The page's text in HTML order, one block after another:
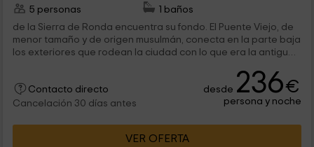
5 personas
1 baños
de la Sierra de Ronda encuentra su fondo. El Puente Viejo, de
menor tamaño y de origen musulmán, conecta en la parte baja
los exteriores que rodean la ciudad con lo que era la antigua
Contacto directo
Cancelación 30 días antes
desde 236€
persona y noche
VER OFERTA